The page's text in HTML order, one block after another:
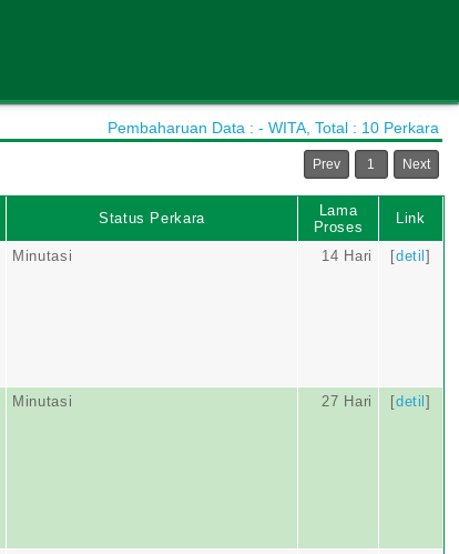
Pembaharuan Data : - WITA, Total : 10 Perkara
Prev 1 Next
Status Perkara
Lama
Proses
Link
Minutasi 14 Hari [detil]
Minutasi 27 Hari [detil]